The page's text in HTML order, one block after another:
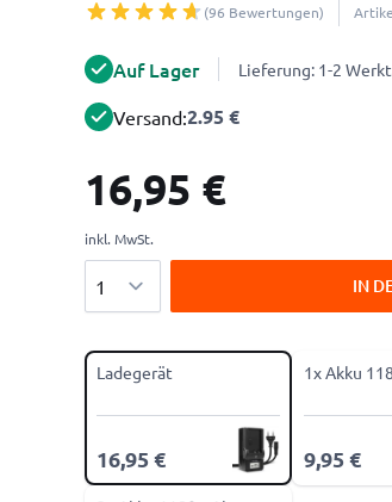
(96 Bewertungen)
Auf Lager Lieferung: 1-2
Versand:2.95 €
16,95 €
inkl. MwSt.
IN
Ladegerät
16,95 €
1x Akku
9,95 €